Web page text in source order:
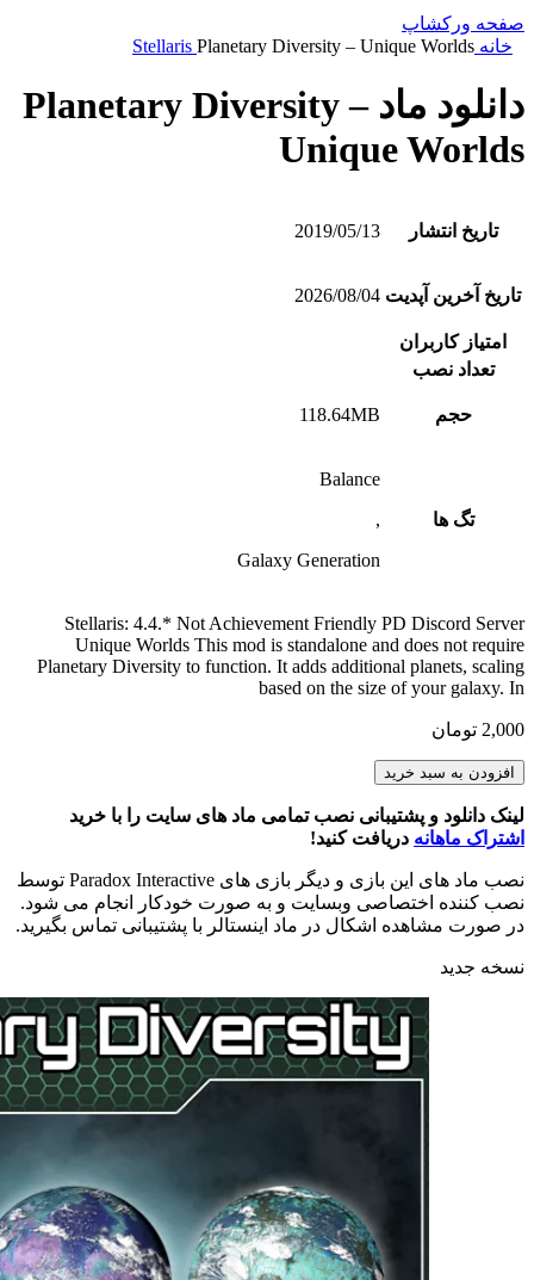
صفحه ورکشاپ
خانه
Stellaris Planetary Diversity – Unique Worlds
دانلود ماد Planetary Diversity –
Unique Worlds
تاریخ انتشار 2019/05/13
تاریخ آخرین آپدیت 2026/08/04
امتیاز کاربران
تعداد نصب
حجم 118.64MB
تگ ها
Balance
,
Galaxy Generation
Stellaris: 4.4.* Not Achievement Friendly PD Discord Server
Unique Worlds This mod is standalone and does not require
Planetary Diversity to function. It adds additional planets, scaling
based on the size of your galaxy. In
2,000 تومان
Planetary
Diversity
-
Unique
Worlds
عدد
افزودن به سبد خرید
لینک دانلود و پشتیبانی نصب تمامی ماد های سایت را با خرید
اشتراک ماهانه دریافت کنید!
نصب ماد های این بازی و دیگر بازی های Paradox Interactive توسط
نصب کننده اختصاصی وبسایت و به صورت خودکار انجام می شود.
در صورت مشاهده اشکال در ماد اینستالر با پشتیبانی تماس بگیرید.
نسخه جدید